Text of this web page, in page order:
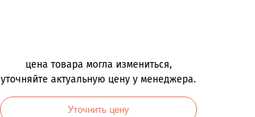
цена товара могла измениться,
уточняйте актуальную цену у менеджера.
Уточнить цену